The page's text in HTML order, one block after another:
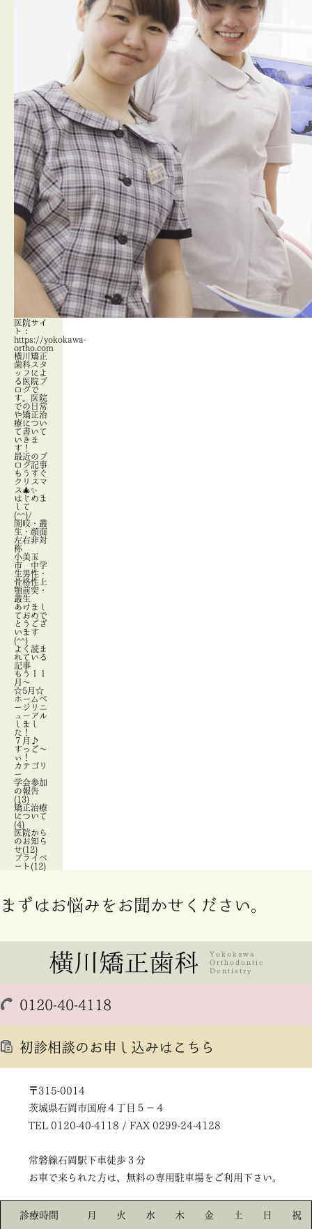
医院サイ
ト：
https://yokokawa-
ortho.com
横川矯正
歯科スタ
ッフによ
る医院ブ
ログで
す。医院
での日常
や矯正治
療につい
て書いて
いきま
す！
最近のブ
ログ記事
もうすぐ
クリスマ
ス🎄✨
はじめま
して
(^^)/
開咬・叢
生・顔面
左右非対
称
小美玉
市 中学
生男性・
骨格性上
顎前突・
叢生
あけまし
ておめで
とうござ
います
(^^)
よく読ま
れている
記事
もう１１
月～
☆5月☆
ホームペ
ージリニ
ューアル
しまし
た！
７月♪
すっご～
ぃ！
カテゴリ
ー
学会参加
の報告
(13)
矯正治療
について
(4)
医院から
のお知ら
せ(12)
プライベ
ート(12)
まずはお悩みをお聞かせください。
0120-40-4118
初診相談のお申し込みはこちら
〒315-0014
茨城県石岡市国府４丁目５－４
TEL 0120-40-4118 / FAX 0299-24-4128
常磐線石岡駅下車徒歩３分
お車で来られた方は、無料の専用駐車場をご利用下さい。
診療時間 月 火 水 木 金 土 日 祝